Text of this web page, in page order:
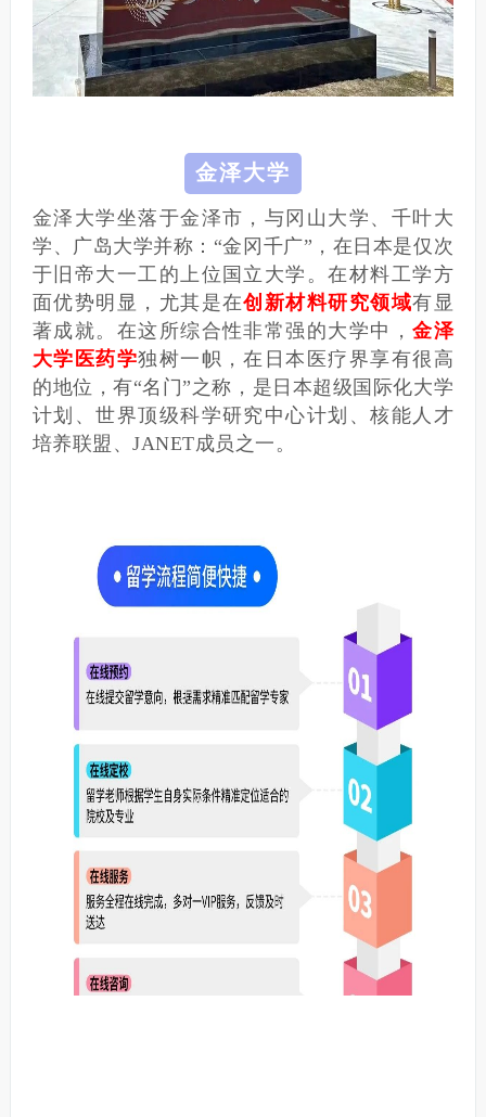
金泽大学
金泽大学坐落于金泽市，与冈山大学、千叶大
学、广岛大学并称：“金冈千广”，在日本是仅次
于旧帝大一工的上位国立大学。在材料工学方
面优势明显，尤其是在创新材料研究领域有显
著成就。 在这所综合性非常强的大学中，金泽
大学医药学独树一帜，在日本医疗界享有很高
的地位，有“名门”之称，是日本超级国际化大学
计划、世界顶级科学研究中心计划、核能人才
培养联盟、JANET成员之一。